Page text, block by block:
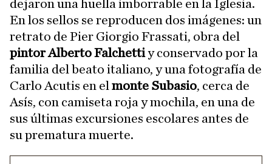
dejaron una huella imborrable en la Iglesia.
En los sellos se reproducen dos imágenes: un
retrato de Pier Giorgio Frassati, obra del
pintor Alberto Falchettiy conservado por la
familia del beato italiano, y una fotografía de
Carlo Acutis en el monte Subasio, cerca de
Asís, con camiseta roja y mochila, en una de
sus últimas excursiones escolares antes de
su prematura muerte.